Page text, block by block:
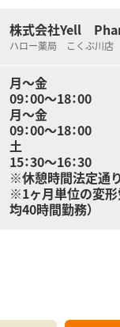
師・ケアマネー
の専門家による接
用方法や調剤報
ご協力のもと、
今後も県内・県外
の店舗を運営され
専任薬剤師も複
を立ち上げ、日
て地域貢献を行わ
（円盤）・一部
る方
。
株式会社Yell
ハロー薬局 こくぶ川店
月～金
09：00～18：00
月～金
09：00～18：00
土
15：30～16：30
※休憩時間法定通
※1ヶ月単位の変形
均40時間勤務）